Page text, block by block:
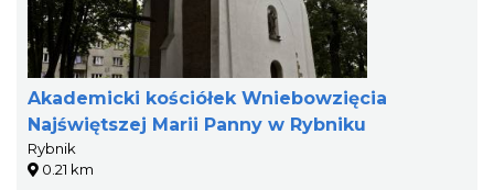
Akademicki kościółek Wniebowzięcia
Najświętszej Marii Panny w Rybniku
Rybnik
0.21 km